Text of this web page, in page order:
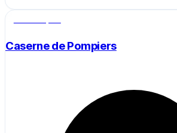
Caserne de Pompiers